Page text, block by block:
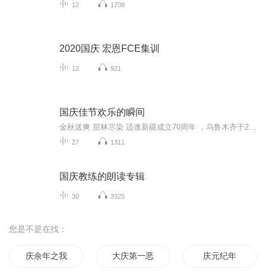
12 1708
2020国庆 宏恩FCE集训
12 921
国庆佳节欢乐的瞬间
27 1311
国庆教练的朗读专辑
30 3325
您是不是在找：
庆余年之我叫王启年 大庆第一恶 庆元纪年